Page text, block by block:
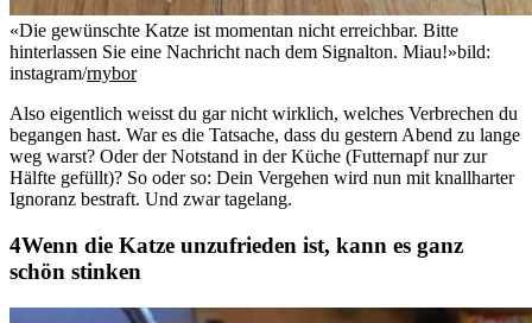
«Die gewünschte Katze ist momentan nicht erreichbar. Bitte
hinterlassen Sie eine Nachricht nach dem Signalton. Miau!»bild:
instagram/rnybor
Also eigentlich weisst du gar nicht wirklich, welches Verbrechen du
begangen hast. War es die Tatsache, dass du gestern Abend zu lange
weg warst? Oder der Notstand in der Küche (Futternapf nur zur
Hälfte gefüllt)? So oder so: Dein Vergehen wird nun mit knallharter
Ignoranz bestraft. Und zwar tagelang.
Wenn die Katze unzufrieden ist, kann es ganz
schön stinken